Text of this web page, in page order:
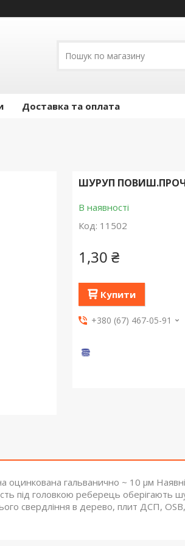
Доставка та оплата
ШУРУП
В наявності
Код: 11502
1,30 ₴
Купити
+380 (67) 467-05-91
оцинкована гальванично ~ 10 μм
під головкою реберець оберігають
свердління в дерево, плит ДСП, OSB,